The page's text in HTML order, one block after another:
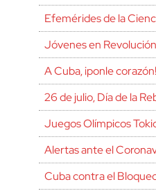
Efemérides de la
Jóvenes en Revolución
A Cuba, ¡ponle corazón!
26 de julio, Día de la
Juegos Olímpicos
Alertas ante el
Cuba contra el